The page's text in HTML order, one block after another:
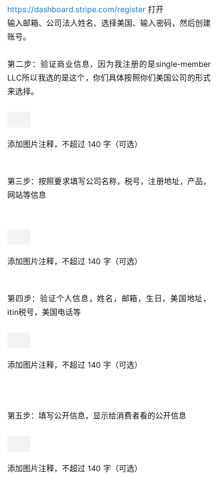
https://dashboard.stripe.com/register 打开
输入邮箱、公司法人姓名、选择美国、输入密码，然后创建
账号。
第二步：验证商业信息，因为我注册的是single-member
LLC所以我选的是这个，你们具体按照你们美国公司的形式
来选择。
添加图片注释，不超过 140 字（可选）
第三步：按照要求填写公司名称，税号，注册地址，产品，
网站等信息
添加图片注释，不超过 140 字（可选）
第四步：验证个人信息，姓名，邮箱，生日，美国地址，
itin税号，美国电话等
添加图片注释，不超过 140 字（可选）
第五步：填写公开信息，显示给消费者看的公开信息
添加图片注释，不超过 140 字（可选）